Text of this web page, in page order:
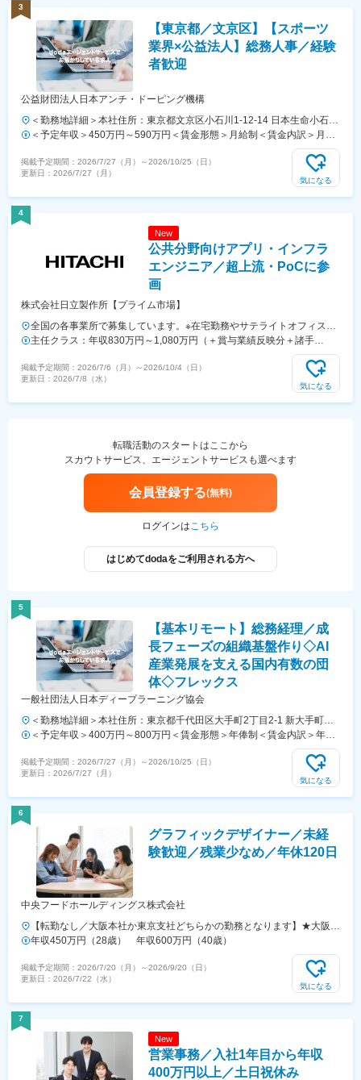
県富山市牛島町18番7号 アーバンプレイスビル12階■中国支社広島県広
島市中区袋町5番25号 広島袋町ビル■九州支社福岡市中央区天神一丁目
11番1号 ONE FUKUOKA BLDG15階※受動喫煙対策あり（屋内全面禁
煙）
3
【東京都／文京区】【スポーツ
業界×公益法人】総務人事／経験
者歓迎
公益財団法人日本アンチ・ドーピング機構
＜勤務地詳細＞本社住所：東京都文京区小石川1-12-14 日本生命小石川
ビル4階勤務地最寄駅：都営地下鉄三田線／春日駅受動喫煙対策：屋内
喫煙可能場所あり変更の範囲：会社の定める事業所（リモートワーク含
む）
＜予定年収＞450万円～590万円＜賃金形態＞月給制＜賃金内訳＞月額
（基本給）：270,000円～350,000円＜月給＞270,000円～350,000円＜
昇給有無＞有＜残業手当＞有＜給与補足＞※予定年収には残業代（20時
間／月）および賞与（3か月分）込み■昇給：年1回（4月）■賞与支給：
があります。月給(月額)は固定手当を含めた表記です。
掲載予定期間： 2026/7/27（月） ～2026/10/25（日）
更新日： 2026/7/27（月）
気になる
4
New
公共分野向けアプリ・インフラ
エンジニア／超上流・PoCに参
画
株式会社日立製作所【プライム市場】
全国の各事業所で募集しています。※在宅勤務やサテライトオフィス勤
務を併用しながらの勤務が可能です。＜北海道・東北＞・北海道、宮城
＜関東＞・東京、神奈川、埼玉、千葉、茨城＜東海＞愛知＜関西＞大
阪、兵庫＜中国・四国・九州＞広島、岡山、福岡または各拠点周辺のお
客さま先※受動喫煙対策あり（屋内全面禁煙）
主任クラス：年収830万円～1,080万円（＋賞与業績反映分＋諸手
当） 課長クラス：年収1,150万円～1,500万円（＋賞与業績反映分＋
諸手当）
掲載予定期間： 2026/7/6（月） ～2026/10/4（日）
更新日： 2026/7/8（水）
気になる
転職活動のスタートはここから
スカウトサービス、エージェントサービスも選べます
会員登録する(無料)
ログインはこちら
はじめてdodaをご利用される方へ
5
【基本リモート】総務経理／成
長フェーズの組織基盤作り◇AI
産業発展を支える国内有数の団
体◇フレックス
一般社団法人日本ディープラーニング協会
＜勤務地詳細＞本社住所：東京都千代田区大手町2丁目2-1 新大手町ビ
ル 3F（xLINK内）勤務地最寄駅：各線／大手町駅受動喫煙対策：屋内
全面禁煙変更の範囲：会社の定める事業所（リモートワーク含む）
＜予定年収＞400万円～800万円＜賃金形態＞年俸制＜賃金内訳＞年額
（基本給）：2,949,800円～5,899,600円固定残業手当/月：75,100円～
150,100円（固定残業時間45時間0分/月）超過した時間外労働の残業手
当は追加支給＜月額＞285,800円～571,500円（14分割）（一律手当を
当を含めた表記です。
掲載予定期間： 2026/7/27（月） ～2026/10/25（日）
更新日： 2026/7/27（月）
気になる
6
グラフィックデザイナー／未経
験歓迎／残業少なめ／年休120日
中央フードホールディングス株式会社
【転勤なし／大阪本社か東京支社どちらかの勤務となります】★大阪本
社大阪府大阪市福島区野田2-14-10★東京支社東京都千代田区丸の内1-
1-3 日本生命丸の内ガーデンタワーB1※受動喫煙対策：敷地内禁煙
年収450万円（28歳） 年収600万円（40歳）
掲載予定期間： 2026/7/20（月） ～2026/9/20（日）
更新日： 2026/7/22（水）
気になる
7
New
営業事務／入社1年目から年収
400万円以上／土日祝休み